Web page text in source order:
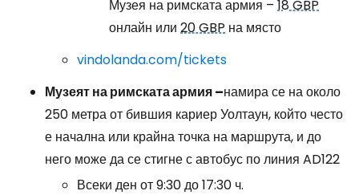
Музея на римската армия – 18 GBP
онлайн или 20 GBP на място
vindolanda.com/tickets
Музеят на римската армия –намира се на около
250 метра от бившия кариер Уолтаун, който често
е начална или крайна точка на маршрута, и до
него може да се стигне с автобус по линия AD122
Всеки ден от 9:30 до 17:30 ч.